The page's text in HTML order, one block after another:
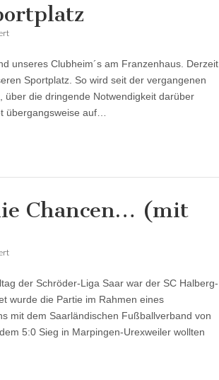
für
Sportplatz
unseres Clubheim´s am Franzenhaus. Derzeit
Sportplatz. So wird seit der vergangenen
die dringende Notwendigkeit darüber
übergangsweise auf…
Chancen… (mit
für
die
Chancen…
Video)
der Schröder-Liga Saar war der SC Halberg-
wurde die Partie im Rahmen eines
mit dem Saarländischen Fußballverband von
5:0 Sieg in Marpingen-Urexweiler wollten